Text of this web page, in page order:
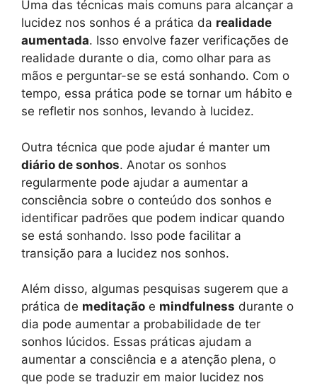
Uma das técnicas mais comuns para alcançar a
lucidez nos sonhos é a prática da realidade
aumentada. Isso envolve fazer verificações de
realidade durante o dia, como olhar para as
mãos e perguntar-se se está sonhando. Com o
tempo, essa prática pode se tornar um hábito e
se refletir nos sonhos, levando à lucidez.
Outra técnica que pode ajudar é manter um
diário de sonhos. Anotar os sonhos
regularmente pode ajudar a aumentar a
consciência sobre o conteúdo dos sonhos e
identificar padrões que podem indicar quando
se está sonhando. Isso pode facilitar a
transição para a lucidez nos sonhos.
Além disso, algumas pesquisas sugerem que a
prática de meditação e mindfulness durante o
dia pode aumentar a probabilidade de ter
sonhos lúcidos. Essas práticas ajudam a
aumentar a consciência e a atenção plena, o
que pode se traduzir em maior lucidez nos